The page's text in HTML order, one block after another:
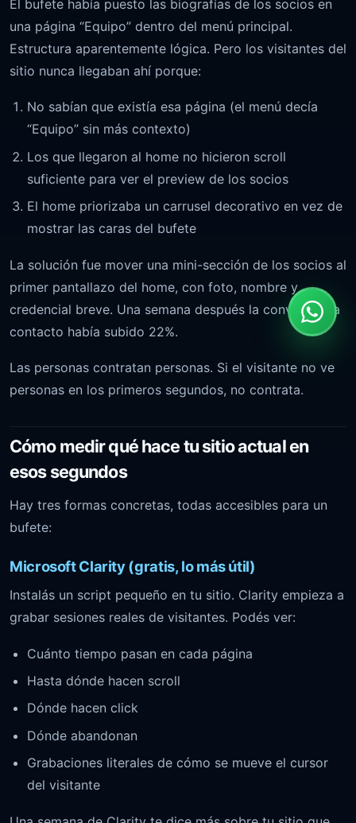
El bufete había puesto las biografías de los socios en
una página “Equipo” dentro del menú principal.
Estructura aparentemente lógica. Pero los visitantes del
sitio nunca llegaban ahí porque:
No sabían que existía esa página (el menú decía
“Equipo” sin más contexto)
Los que llegaron al home no hicieron scroll
suficiente para ver el preview de los socios
El home priorizaba un carrusel decorativo en vez de
mostrar las caras del bufete
La solución fue mover una mini-sección de los socios al
primer pantallazo del home, con foto, nombre y
credencial breve. Una semana después la conversión a
contacto había subido 22%.
Las personas contratan personas. Si el visitante no ve
personas en los primeros segundos, no contrata.
Cómo medir qué hace tu sitio actual en
esos segundos
Hay tres formas concretas, todas accesibles para un
bufete:
Microsoft Clarity (gratis, lo más útil)
Instalás un script pequeño en tu sitio. Clarity empieza a
grabar sesiones reales de visitantes. Podés ver:
Cuánto tiempo pasan en cada página
Hasta dónde hacen scroll
Dónde hacen click
Dónde abandonan
Grabaciones literales de cómo se mueve el cursor
del visitante